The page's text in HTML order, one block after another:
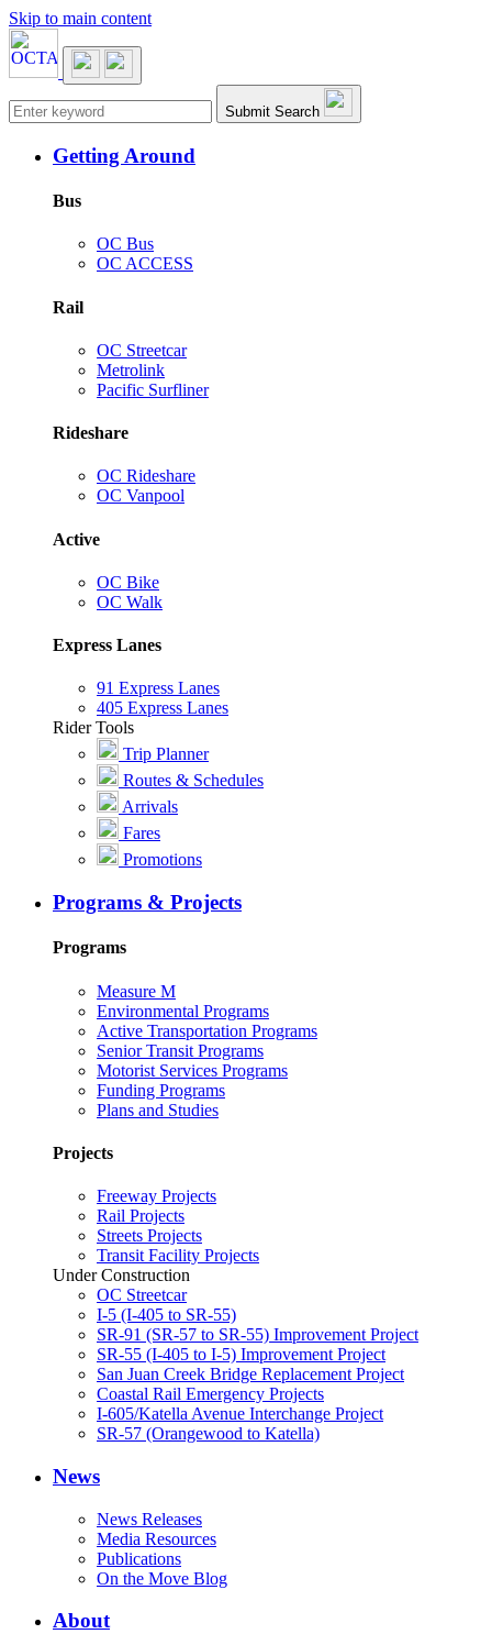
Skip to main content
Main navigation Submit Search
Getting Around
Bus
OC Bus
OC ACCESS
Rail
OC Streetcar
Metrolink
Pacific Surfliner
Rideshare
OC Rideshare
OC Vanpool
Active
OC Bike
OC Walk
Express Lanes
91 Express Lanes
405 Express Lanes
Rider Tools
Trip Planner
Routes & Schedules
Arrivals
Fares
Promotions
Programs & Projects
Programs
Measure M
Environmental Programs
Active Transportation Programs
Senior Transit Programs
Motorist Services Programs
Funding Programs
Plans and Studies
Projects
Freeway Projects
Rail Projects
Streets Projects
Transit Facility Projects
Under Construction
OC Streetcar
I-5 (I-405 to SR-55)
SR-91 (SR-57 to SR-55) Improvement Project
SR-55 (I-405 to I-5) Improvement Project
San Juan Creek Bridge Replacement Project
Coastal Rail Emergency Projects
I-605/Katella Avenue Interchange Project
SR-57 (Orangewood to Katella)
News
News Releases
Media Resources
Publications
On the Move Blog
About